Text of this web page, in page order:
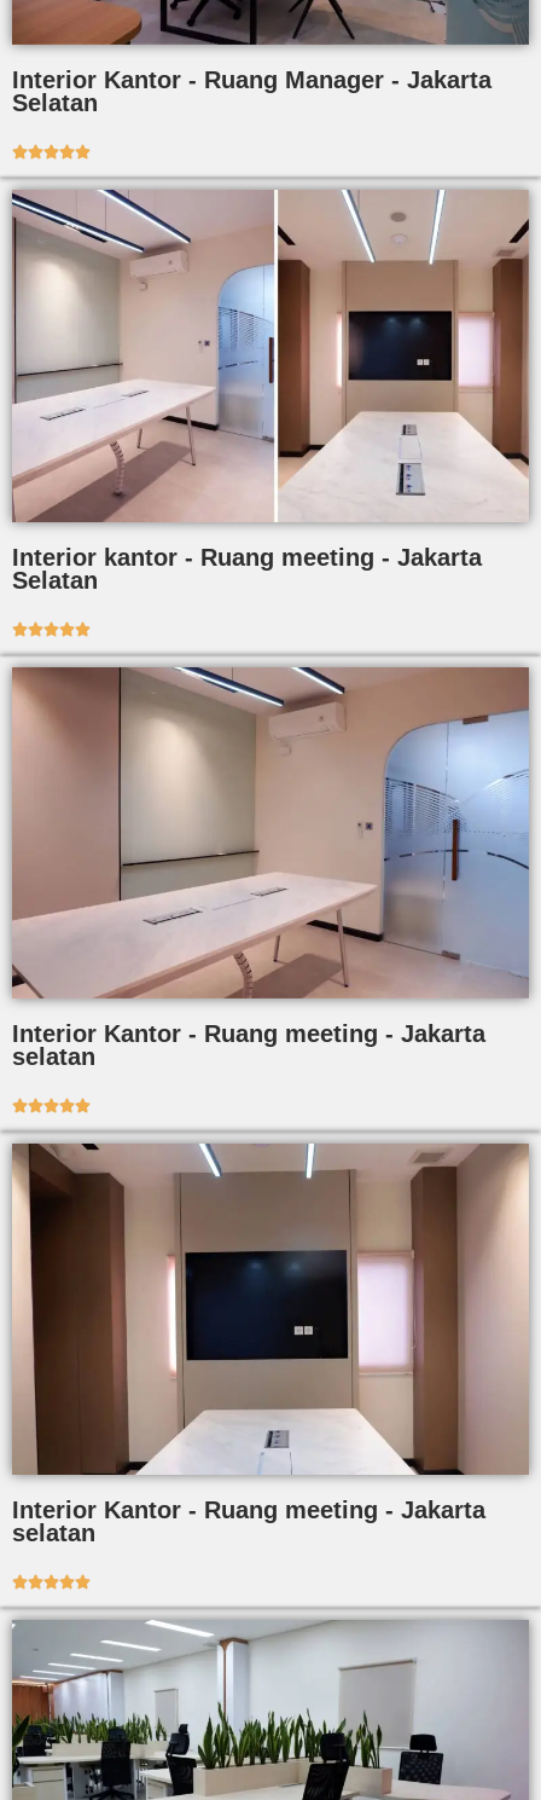
Interior Kantor - Ruang Manager - Jakarta
Selatan

Interior kantor - Ruang meeting - Jakarta
Selatan

Interior Kantor - Ruang meeting - Jakarta
selatan

Interior Kantor - Ruang meeting - Jakarta
selatan
